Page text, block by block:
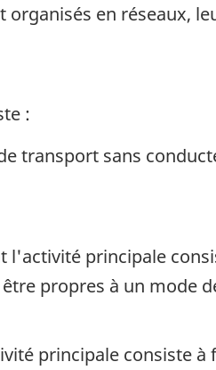
en réseaux,
:
transport sans
principale
propres à un mode
principale consiste à